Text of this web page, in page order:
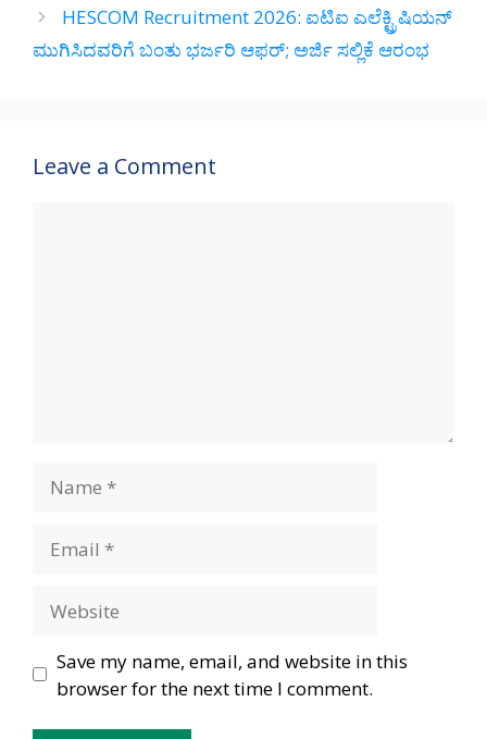
HESCOM Recruitment 2026: ಐಟಿಐ ಎಲೆಕ್ಟ್ರಿಷಿಯನ್
ಮುಗಿಸಿದವರಿಗೆ ಬಂತು ಭರ್ಜರಿ ಆಫರ್; ಅರ್ಜಿ ಸಲ್ಲಿಕೆ ಆರಂಭ
Leave a Comment
Save my name, email, and website in this
browser for the next time I comment.